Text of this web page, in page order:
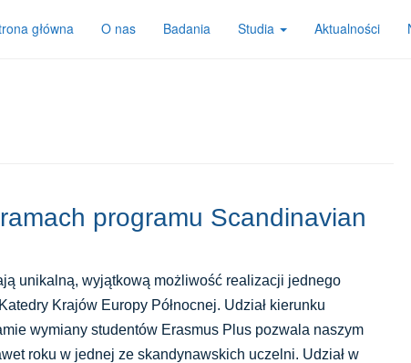
główna O nas Badania Studia Aktualności
programu Scandinavian
unikalną, wyjątkową możliwość realizacji jednego
Krajów Europy Północnej. Udział kierunku
wymiany studentów Erasmus Plus pozwala naszym
roku w jednej ze skandynawskich uczelni. Udział w